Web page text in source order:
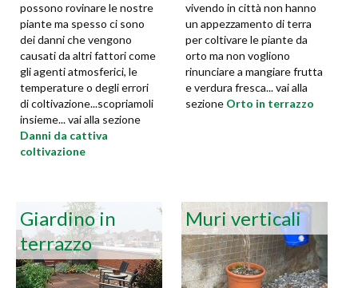
possono rovinare le nostre
piante ma spesso ci sono
dei danni che vengono
causati da altri fattori come
gli agenti atmosferici, le
temperature o degli errori
di coltivazione...scopriamoli
insieme... vai alla sezione
Danni da cattiva
coltivazione
vivendo in città non hanno
un appezzamento di terra
per coltivare le piante da
orto ma non vogliono
rinunciare a mangiare frutta
e verdura fresca... vai alla
sezione Orto in terrazzo
Giardino in
terrazzo
Muri verticali